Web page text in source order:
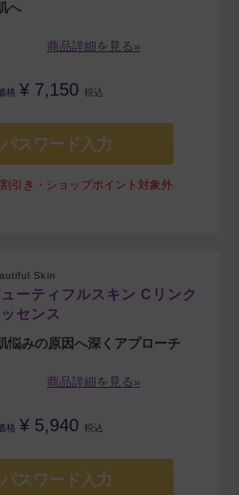
へ
商品詳細を見る»
格 ¥ 7,150 税込
スワード入力
引き・ショップポイント対象外
Skin
ューティフルスキン Cリンク
センス
悩みの原因へ深くアプローチ
商品詳細を見る»
格 ¥ 5,940 税込
スワード入力